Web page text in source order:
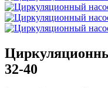
32-40